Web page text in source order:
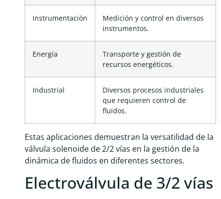
Instrumentación
Medición y control en diversos
instrumentos.
Energía
Transporte y gestión de
recursos energéticos.
Industrial
Diversos procesos industriales
que requieren control de
fluidos.
Estas aplicaciones demuestran la versatilidad de la
válvula solenoide de 2/2 vías en la gestión de la
dinámica de fluidos en diferentes sectores.
Electroválvula de 3/2 vías